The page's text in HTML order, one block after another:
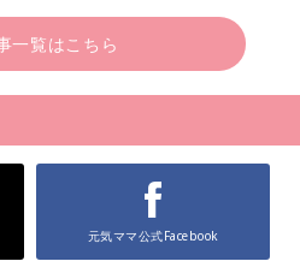
一覧はこちら
元気ママ公式Facebook